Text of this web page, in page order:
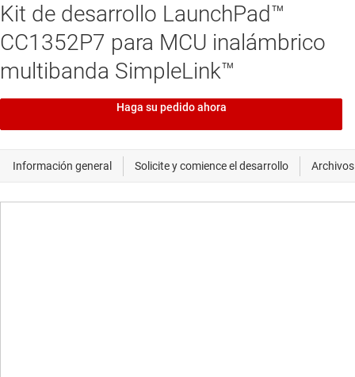
Kit de desarrollo LaunchPad™
CC1352P7 para MCU inalámbrico
multibanda SimpleLink™
Haga su pedido ahora